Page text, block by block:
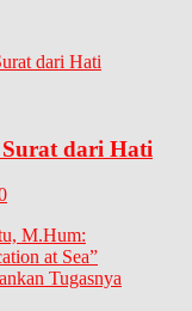
Surat dari Hati